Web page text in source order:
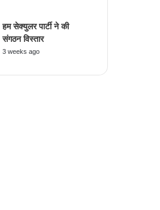
हम सेक्युलर पार्टी ने की
संगठन विस्तार
3 weeks ago